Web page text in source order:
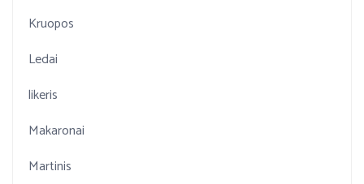
Kruopos
Ledai
likeris
Makaronai
Martinis